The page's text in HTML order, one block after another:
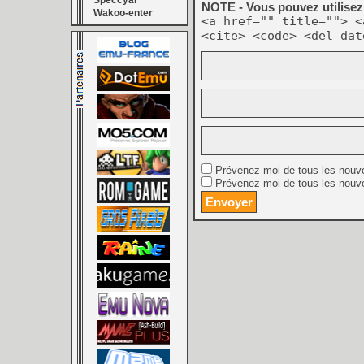
Wakoo-enter
NOTE - Vous pouvez
<a href="" title="">
<cite> <code> <del
Prévenez-moi de tous les
Prévenez-moi de tous les